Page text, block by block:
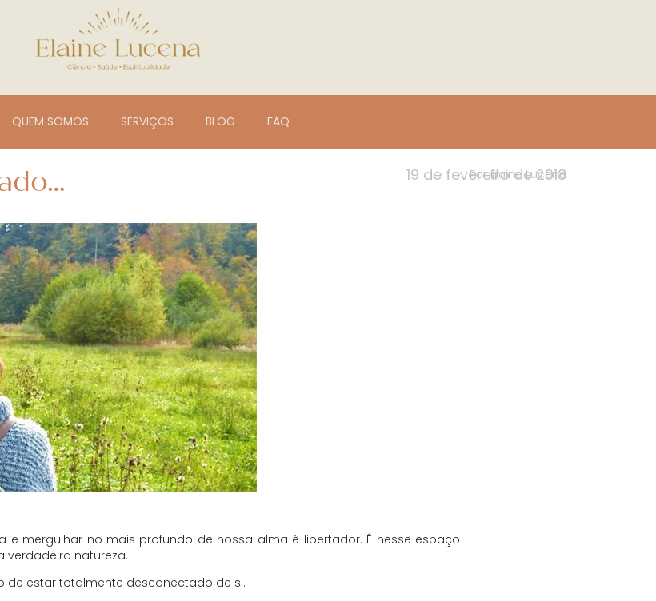
QUEM SOMOS SERVIÇOS BLOG FAQ
PorElaine Lucena
19 de fevereiro de 2018
e mergulhar no mais profundo de nossa alma é libertador. É nesse espaço
verdadeira natureza.
de estar totalmente desconectado de si.